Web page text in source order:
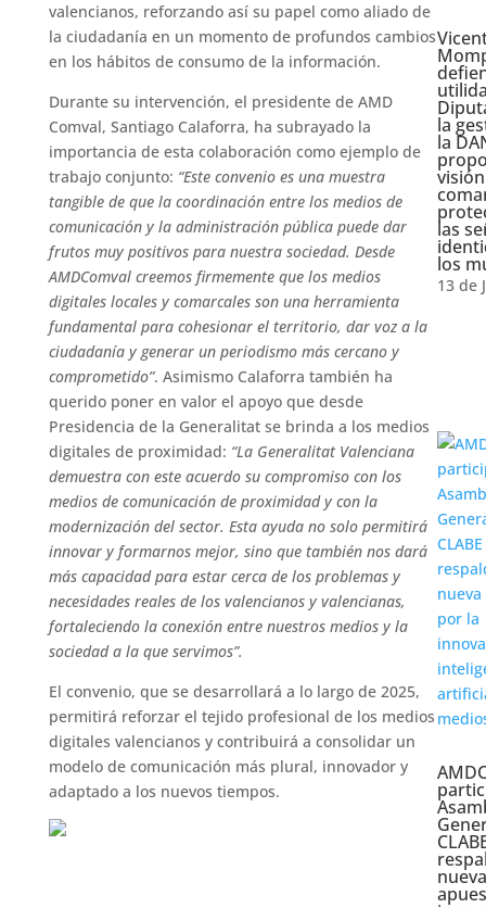
valencianos, reforzando así su papel como aliado de
la ciudadanía en un momento de profundos cambios
en los hábitos de consumo de la información.
Durante su intervención, el presidente de AMD
Comval, Santiago Calaforra, ha subrayado la
importancia de esta colaboración como ejemplo de
trabajo conjunto: “Este convenio es una muestra
tangible de que la coordinación entre los medios de
comunicación y la administración pública puede dar
frutos muy positivos para nuestra sociedad. Desde
AMDComval creemos firmemente que los medios
digitales locales y comarcales son una herramienta
fundamental para cohesionar el territorio, dar voz a la
ciudadanía y generar un periodismo más cercano y
comprometido”. Asimismo Calaforra también ha
querido poner en valor el apoyo que desde
Presidencia de la Generalitat se brinda a los medios
digitales de proximidad: “La Generalitat Valenciana
demuestra con este acuerdo su compromiso con los
medios de comunicación de proximidad y con la
modernización del sector. Esta ayuda no solo permitirá
innovar y formarnos mejor, sino que también nos dará
más capacidad para estar cerca de los problemas y
necesidades reales de los valencianos y valencianas,
fortaleciendo la conexión entre nuestros medios y la
sociedad a la que servimos”.
El convenio, que se desarrollará a lo largo de 2025,
permitirá reforzar el tejido profesional de los medios
digitales valencianos y contribuirá a consolidar un
modelo de comunicación más plural, innovador y
adaptado a los nuevos tiempos.
la
la
visión
las
los
13 de